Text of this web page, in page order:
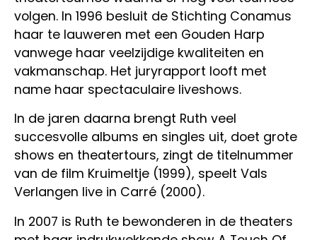
volgen. In 1996 besluit de Stichting Conamus
haar te lauweren met een Gouden Harp
vanwege haar veelzijdige kwaliteiten en
vakmanschap. Het juryrapport looft met
name haar spectaculaire liveshows.
In de jaren daarna brengt Ruth veel
succesvolle albums en singles uit, doet grote
shows en theatertours, zingt de titelnummer
van de film Kruimeltje (1999), speelt Vals
Verlangen live in Carré (2000).
In 2007 is Ruth te bewonderen in de theaters